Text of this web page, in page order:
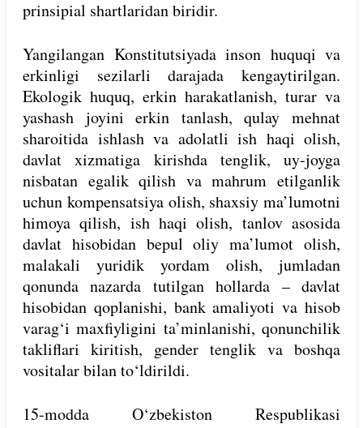
prinsipial shartlaridan biridir.
Yangilangan Konstitutsiyada inson huquqi va
erkinligi sezilarli darajada kengaytirilgan.
Ekologik huquq, erkin harakatlanish, turar va
yashash joyini erkin tanlash, qulay mehnat
sharoitida ishlash va adolatli ish haqi olish,
davlat xizmatiga kirishda tenglik, uy-joyga
nisbatan egalik qilish va mahrum etilganlik
uchun kompensatsiya olish, shaxsiy ma’lumotni
himoya qilish, ish haqi olish, tanlov asosida
davlat hisobidan bepul oliy ma’lumot olish,
malakali yuridik yordam olish, jumladan
qonunda nazarda tutilgan hollarda – davlat
hisobidan qoplanishi, bank amaliyoti va hisob
varag‘i maxfiyligini ta’minlanishi, qonunchilik
takliflari kiritish, gender tenglik va boshqa
vositalar bilan to‘ldirildi.
15-modda O‘zbekiston Respublikasi